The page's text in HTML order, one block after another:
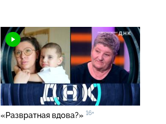
«Развратная вдова?» 16+